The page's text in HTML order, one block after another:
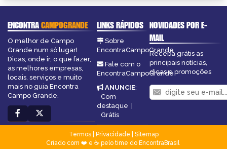
ENCONTRACAMPOGRANDE
O melhor de Campo
Grande num só lugar!
Dicas, onde ir, o que fazer,
as melhores empresas,
locais, serviços e muito
mais no guia Encontra
Campo Grande.
LINKS RÁPIDOS
Sobre
EncontraCampoGrande
Fale com o
EncontraCampoGrande
ANUNCIE:
Com
destaque |
Grátis
NOVIDADES POR E-
MAIL
Receba grátis as
principais notícias,
dicas e promoções
Termos| Privacidade
Sitemap
Criado com ❤️ e ☕ pelo time do EncontraBrasil